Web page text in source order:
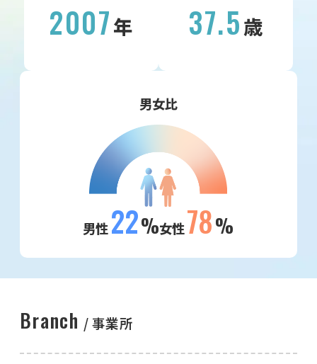
2007年 37.5歳
男女比
男性22%女性78%
Branch 事業所